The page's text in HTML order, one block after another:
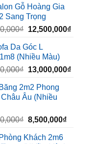
là:
6,500,000₫.
tại
Gỗ Hoàng Gia
Sang Trọng
₫ Giá
là:
13,500,000₫.
12,500,000₫Giá
Da Góc L
(Nhiều Màu)
₫ Giá
là:
14,500,000₫.
13,000,000₫Giá
2m2 Phong
Âu (Nhiều
₫ Giá
là:
8,500,000₫Giá
Khách 2m6